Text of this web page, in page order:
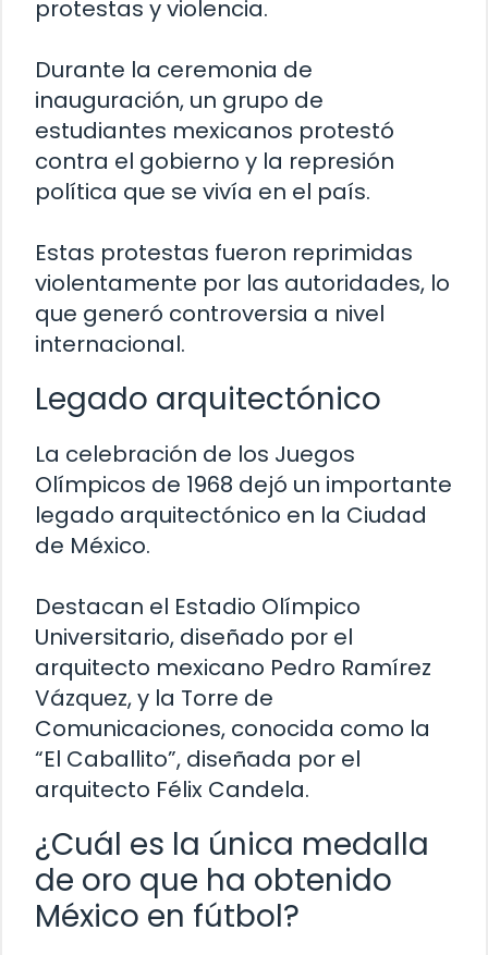
protestas y violencia.
Durante la ceremonia de
inauguración, un grupo de
estudiantes mexicanos protestó
contra el gobierno y la represión
política que se vivía en el país.
Estas protestas fueron reprimidas
violentamente por las autoridades, lo
que generó controversia a nivel
internacional.
Legado arquitectónico
La celebración de los Juegos
Olímpicos de 1968 dejó un importante
legado arquitectónico en la Ciudad
de México.
Destacan el Estadio Olímpico
Universitario, diseñado por el
arquitecto mexicano Pedro Ramírez
Vázquez, y la Torre de
Comunicaciones, conocida como la
“El Caballito”, diseñada por el
arquitecto Félix Candela.
¿Cuál es la única medalla
de oro que ha obtenido
México en fútbol?